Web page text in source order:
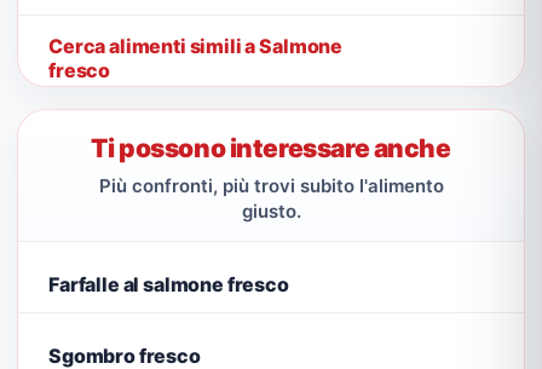
Cerca alimenti simili a Salmone
fresco
Ti possono interessare anche
Più confronti, più trovi subito l'alimento
giusto.
Farfalle al salmone fresco
Sgombro fresco